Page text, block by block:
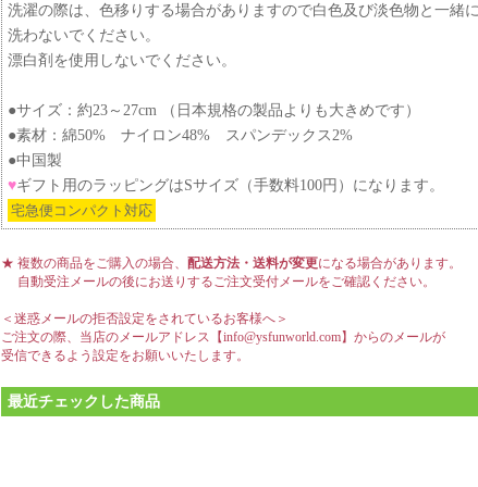
洗濯の際は、色移りする場合がありますので白色及び淡色物と一緒
洗わないでください。
漂白剤を使用しないでください。
●サイズ：約23～27cm （日本規格の製品よりも大きめです）
●素材：綿50% ナイロン48% スパンデックス2%
●中国製
♥ギフト用のラッピングはSサイズ（手数料100円）になります。
宅急便コンパクト対応
★ 複数の商品をご購入の場合、 配送方法・送料が変更になる場合があります。
自動受注メールの後にお送りするご注文受付メールをご確認ください。
＜迷惑メールの拒否設定をされているお客様へ＞
ご注文の際、当店のメールアドレス【info@ysfunworld.com】からのメールが
受信できるよう設定をお願いいたします。
最近チェックした商品